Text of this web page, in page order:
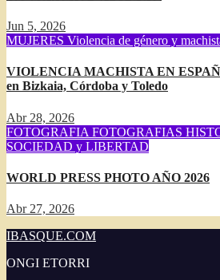
Jun 5, 2026
MUJERES Violencia de género y
VIOLENCIA MACHISTA EN
en Bizkaia, Córdoba y Toledo
Abr 28, 2026
FOTOGRAFIA FOTOGRAFIAS
SOCIEDAD y LIBERTAD
WORLD PRESS PHOTO AÑO 2026
Abr 27, 2026
IBASQUE.COM
ONGI ETORRI